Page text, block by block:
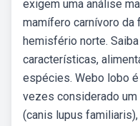
exigem uma análise
mamífero carnívoro da
hemisfério norte.
características,
espécies. Webo lobo
vezes considerado
(canis lupus